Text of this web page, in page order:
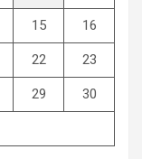
15 16
22 23
29 30